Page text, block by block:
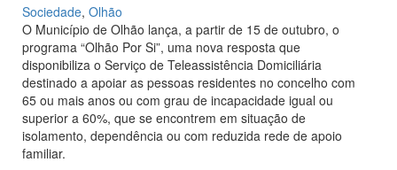
Sociedade, Olhão
O Município de Olhão lança, a partir de 15 de outubro, o
programa “Olhão Por Si”, uma nova resposta que
disponibiliza o Serviço de Teleassistência Domiciliária
destinado a apoiar as pessoas residentes no concelho com
65 ou mais anos ou com grau de incapacidade igual ou
superior a 60%, que se encontrem em situação de
isolamento, dependência ou com reduzida rede de apoio
familiar.